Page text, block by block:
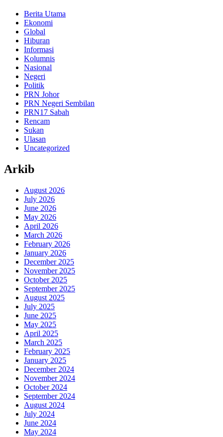
Berita Utama
Ekonomi
Global
Hiburan
Informasi
Kolumnis
Nasional
Negeri
Politik
PRN Johor
PRN Negeri Sembilan
PRN17 Sabah
Rencam
Sukan
Ulasan
Uncategorized
Arkib
August 2026
July 2026
June 2026
May 2026
April 2026
March 2026
February 2026
January 2026
December 2025
November 2025
October 2025
September 2025
August 2025
July 2025
June 2025
May 2025
April 2025
March 2025
February 2025
January 2025
December 2024
November 2024
October 2024
September 2024
August 2024
July 2024
June 2024
May 2024